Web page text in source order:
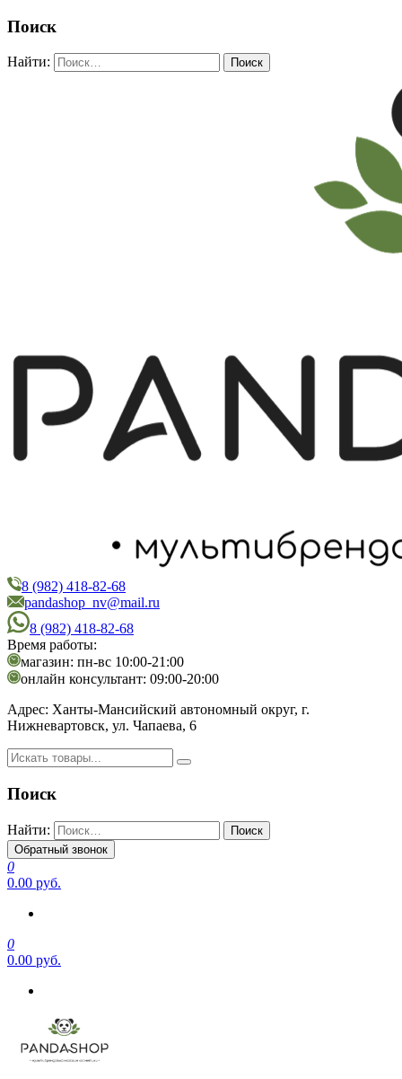
Поиск
Найти:
PandaShop
Интернет-магазин косметики
8 (982) 418-82-68
pandashop_nv@mail.ru
8 (982) 418-82-68
Время работы:
магазин: пн-вс 10:00-21:00
онлайн консультант: 09:00-20:00
Адрес: Ханты-Мансийский автономный округ, г.
Нижневартовск, ул. Чапаева, 6
Поиск
Найти:
Обратный звонок
0
0.00 руб.
0
0.00 руб.